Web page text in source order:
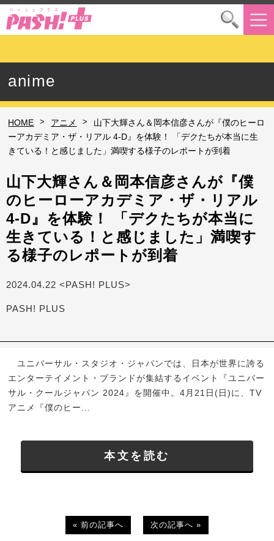
anime
HOME > アニメ >
山下大輝さん＆岡本信彦さんが『僕のヒーロ
ーアカデミア・ザ・リアル 4-D』を体験！ 「デクたちが本当に生
きている！と感じました」満喫する様子のレポートが到着
山下大輝さん＆岡本信彦さんが『僕
のヒーローアカデミア・ザ・リアル
4-D』を体験！ 「デクたちが本当に
生きている！と感じました」満喫す
る様子のレポートが到着
2024.04.22 <PASH! PLUS>
PASH! PLUS
ユニバーサル・スタジオ・ジャパンでは、日本が世界に誇る
エンターテイメント・ブランドが集結するイベント『ユニバー
サル・クールジャパン 2024』を開催中。4月21日(日)に、TV
アニメ『僕のヒー...
本文を読む
« 前の記事へ 次の記事へ »